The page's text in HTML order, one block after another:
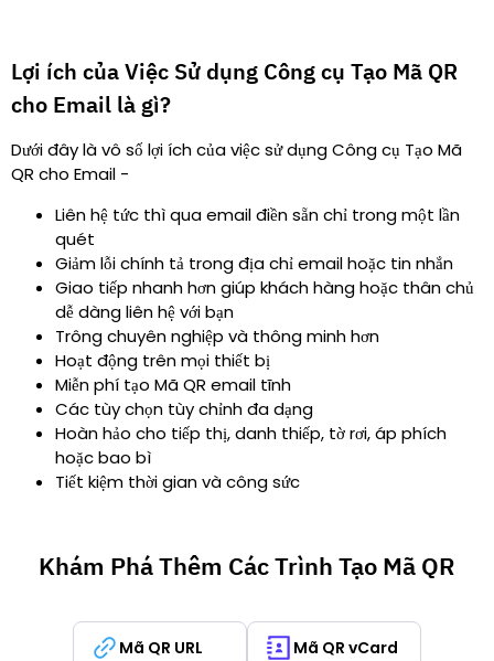
Lợi ích của Việc Sử dụng Công cụ Tạo Mã QR
cho Email là gì?
Dưới đây là vô số lợi ích của việc sử dụng Công cụ Tạo Mã
QR cho Email -
Liên hệ tức thì qua email điền sẵn chỉ trong một lần
quét
Giảm lỗi chính tả trong địa chỉ email hoặc tin nhắn
Giao tiếp nhanh hơn giúp khách hàng hoặc thân chủ
dễ dàng liên hệ với bạn
Trông chuyên nghiệp và thông minh hơn
Hoạt động trên mọi thiết bị
Miễn phí tạo Mã QR email tĩnh
Các tùy chọn tùy chỉnh đa dạng
Hoàn hảo cho tiếp thị, danh thiếp, tờ rơi, áp phích
hoặc bao bì
Tiết kiệm thời gian và công sức
Khám Phá Thêm Các Trình Tạo Mã QR
Mã QR URL Mã QR vCard